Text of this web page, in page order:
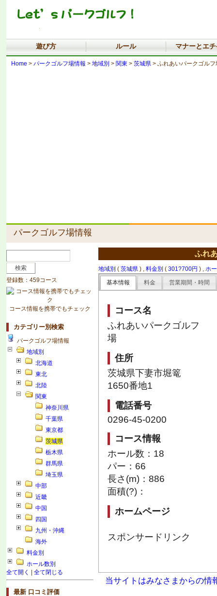
遊び方 ルール マナーとエ
Home > パークゴルフ場情報 > 地域別 > 関東 > 茨城県> ふれあいパークゴルフ
パークゴルフ場情報
登録数：459コース
コース情報を携帯でもチェック
カテゴリー別検索
パークゴルフ場情報
地域別
北海道
東北
北陸
関東
神奈川県
千葉県
東京都
茨城県
栃木県
群馬県
埼玉県
中部
近畿
中国
四国
九州・沖縄
海外
料金別
ホール数別
全て開く
全て閉じる
最新 口コミ評価
ふれ
地域別 ( 茨城県) , 料金別 ( 301?700円 ) , ホ
基本情報
料金 営業期間・時間
コース名
ふれあいパークゴルフ
場
住所
茨城県下妻市堀篭
1650番地1
電話番号
0296-45-0200
コース情報
ホール数：18
パー：66
長さ(m)：886
面積(?)：
ホームページ
スポンサードリンク
当サイトはみなさまからの情